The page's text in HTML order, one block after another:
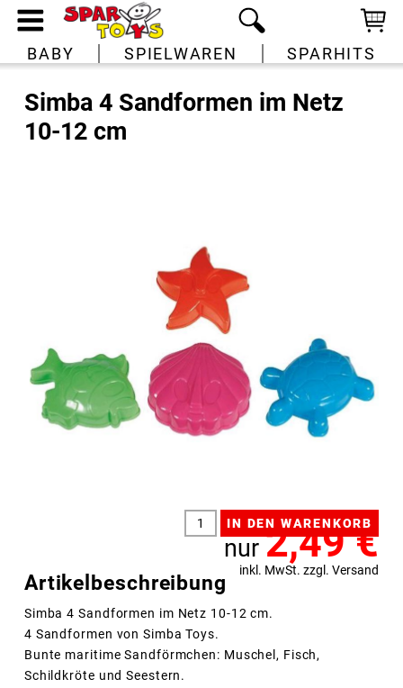
BABY SPIELWAREN SPARHITS
Simba 4 Sandformen im Netz
10-12 cm
nur 2,49€
inkl. MwSt. zzgl. Versand
Artikelbeschreibung
Simba 4 Sandformen im Netz 10-12 cm.
4 Sandformen von Simba Toys.
Bunte maritime Sandförmchen: Muschel, Fisch,
Schildkröte und Seestern.